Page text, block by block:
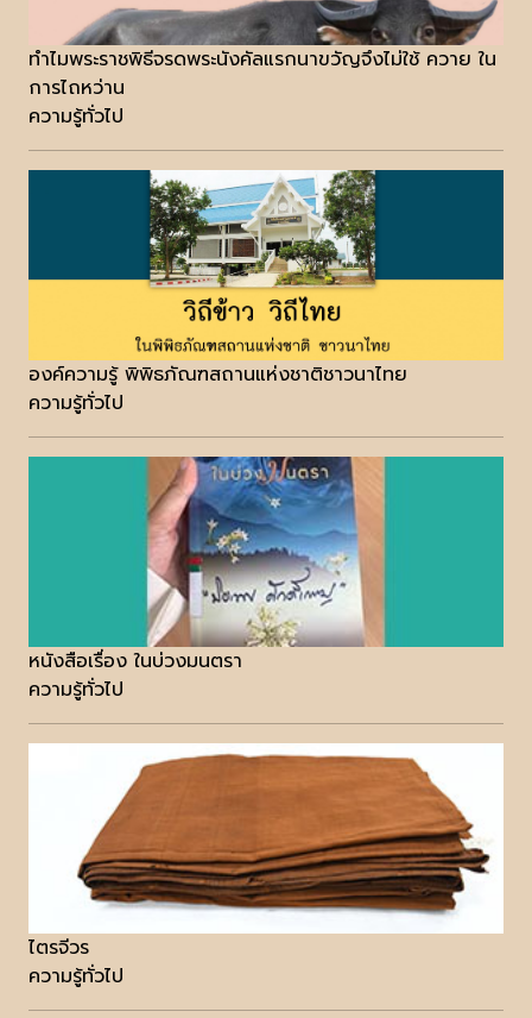
ทำไมพระราชพิธีจรดพระนังคัลแรกนาขวัญจึงไม่ใช้ ควาย ใน
การไถหว่าน
ความรู้ทั่วไป
องค์ความรู้ พิพิธภัณฑสถานแห่งชาติชาวนาไทย
ความรู้ทั่วไป
หนังสือเรื่อง ในบ่วงมนตรา
ความรู้ทั่วไป
ไตรจีวร
ความรู้ทั่วไป